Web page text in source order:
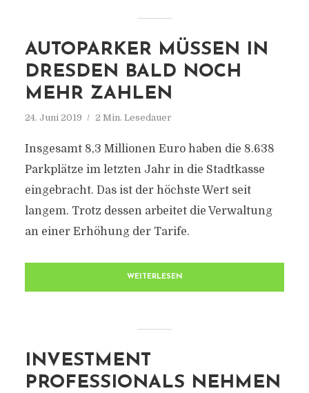
AUTOPARKER MÜSSEN IN
DRESDEN BALD NOCH
MEHR ZAHLEN
24. Juni 2019 2 Min. Lesedauer
Insgesamt 8,3 Millionen Euro haben die 8.638
Parkplätze im letzten Jahr in die Stadtkasse
eingebracht. Das ist der höchste Wert seit
langem. Trotz dessen arbeitet die Verwaltung
an einer Erhöhung der Tarife.
WEITERLESEN
INVESTMENT
PROFESSIONALS NEHMEN